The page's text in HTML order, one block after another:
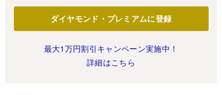
ダイヤモンド・プレミアムに登録
最大1万円割引キャンペーン実施中！
詳細はこちら